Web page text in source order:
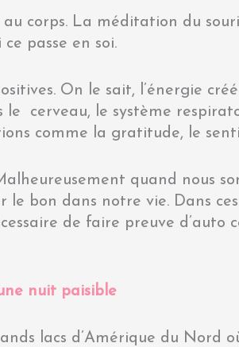
au corps. La méditation du
passe en soi.
On le sait, l’énergie
cerveau, le système
comme la gratitude, le
quand nous
le bon dans notre vie. Dans
de faire preuve d’auto
nuit paisible
lacs d’Amérique du Nord